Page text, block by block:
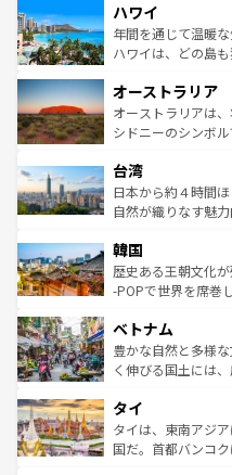
ば市内交通費無料で観
着のスイス情報は
のような巨大都市
ンメントが詰まっ
西部には大自然が
部のニューオーリ
文化が魅力。旅行
しみながら、その
ならではの贅沢な旅のスタイル
情報はコンテンツ
ハワイ
年間を通じて温暖
ハワイは、どの島
ワイ島は見逃せな
島だが、静かな自
おすすめ。エメラ
れるおもてなしの
人々、おいしいロ
ク、伝統的なフラ
ワイを、存分に味わってほしい。
はコンテンツ一覧
オーストラリア
オーストラリアは
シドニーのシンボ
リアリーフや大陸
ク）、タスマニア
ど、見どころがた
いる。アクティビ
ビング、ハイキン
い。オーストラリ
参照してほしい。
台湾
日本から約４時間
自然が織りなす魅
ン）、静ひつな山岳
と山間の静けさが
驚きをもたらして
容にもいいと評判の
が味わえ
照してほしい。
韓国
歴史ある王朝文化
-POPで世界を席巻
き、地方に足を延ば
できる。そして、
まで、さまざまな
リティに包まれな
覧を参照してほしい
ベトナム
豊かな自然と多様
く伸びる国土には
急速な発展と共に
ーチミン市のフラ
醸し出している。
タイ
タイは、東南アジ
国だ。首都バンコ